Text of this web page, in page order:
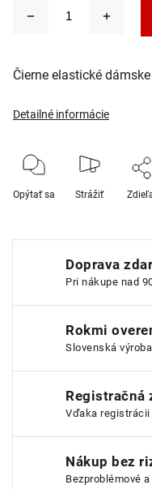
Čierne elastické
Detailné informácie
Opýtať sa Strážiť
Doprava
Pri nákupe nad
Rokmi
Slovenská
Registračná
Vďaka
Nákup bez
Bezproblémové